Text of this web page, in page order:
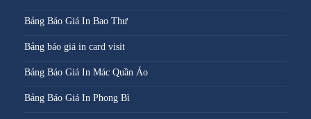
Bảng Báo Giá In Bao Thư
Bảng báo giá in card visit
Bảng Báo Giá In Mác Quần Áo
Bảng Báo Giá In Phong Bì